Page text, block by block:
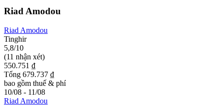
Riad Amodou
Riad Amodou
Tinghir
5,8/10
(11 nhận xét)
550.751 ₫
Tổng 679.737 ₫
bao gồm thuế & phí
10/08 - 11/08
Riad Amodou